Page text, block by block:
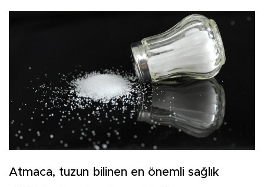
Atmaca, tuzun bilinen en önemli sağlık